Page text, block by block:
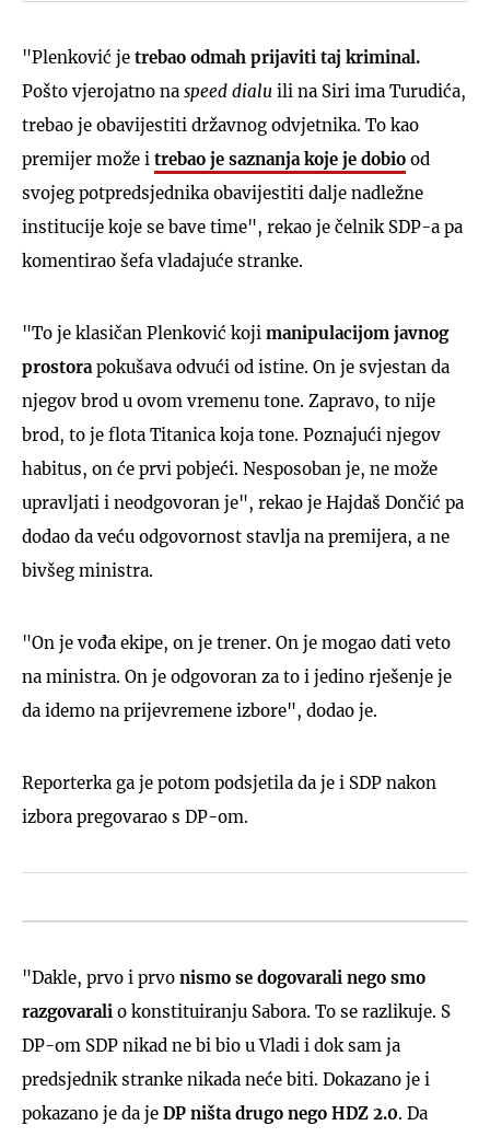
"Plenković je trebao odmah prijaviti taj kriminal.
Pošto vjerojatno na speed dialu ili na Siri ima Turudića,
trebao je obavijestiti državnog odvjetnika. To kao
premijer može i trebao je saznanja koje je dobio od
svojeg potpredsjednika obavijestiti dalje nadležne
institucije koje se bave time", rekao je čelnik SDP-a pa
komentirao šefa vladajuće stranke.
"To je klasičan Plenković koji manipulacijom javnog
prostora pokušava odvući od istine. On je svjestan da
njegov brod u ovom vremenu tone. Zapravo, to nije
brod, to je flota Titanica koja tone. Poznajući njegov
habitus, on će prvi pobjeći. Nesposoban je, ne može
upravljati i neodgovoran je", rekao je Hajdaš Dončić pa
dodao da veću odgovornost stavlja na premijera, a ne
bivšeg ministra.
"On je vođa ekipe, on je trener. On je mogao dati veto
na ministra. On je odgovoran za to i jedino rješenje je
da idemo na prijevremene izbore", dodao je.
Reporterka ga je potom podsjetila da je i SDP nakon
izbora pregovarao s DP-om.
"Dakle, prvo i prvo nismo se dogovarali nego smo
razgovarali o konstituiranju Sabora. To se razlikuje. S
DP-om SDP nikad ne bi bio u Vladi i dok sam ja
predsjednik stranke nikada neće biti. Dokazano je i
pokazano je da je DP ništa drugo nego HDZ 2.0. Da